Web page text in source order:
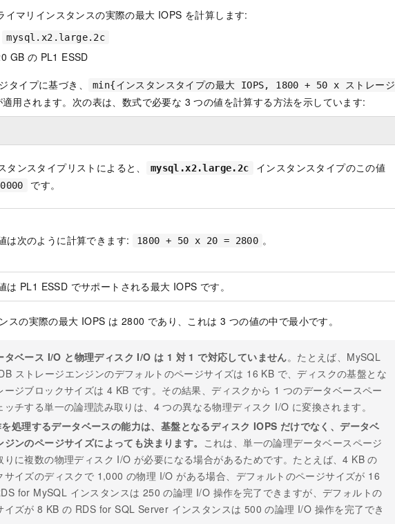
イマリインスタンスの実際の最大 IOPS を計算します:
mysql.x2.large.2c
GB の PL1 ESSD
タイプに基づき、
min{インスタンスタイプの最大 IOPS, 1800 + 50 x ストレージ
用されます。次の表は、数式で必要な 3 つの値を計算する方法を示しています:
タンスタイプリストによると、 mysql.x2.large.2c
インスタンスタイプのこの値
です。
は次のように計算できます: 1800 + 50 x 20 = 2800 。
は PL1 ESSD でサポートされる最大 IOPS です。
スの実際の最大 IOPS は 2800 であり、これは 3 つの値の中で最小です。
タベース I/O と物理ディスク I/O は 1 対 1 で対応していません。たとえば、MySQL
ストレージエンジンのデフォルトのページサイズは 16 KB で、ディスクの基盤とな
ージブロックサイズは 4 KB です。その結果、ディスクから 1 つのデータベースペー
ッチする単一の論理読み取りは、4 つの異なる物理ディスク I/O に変換されます。
処理するデータベースの能力は、基盤となるディスク IOPS だけでなく、データベ
ジンのページサイズによっても決まります。 これは、単一の論理データベースページ
りに複数の物理ディスク I/O が必要になる場合があるためです。たとえば、4 KB の
サイズのディスクで 1,000 の物理 I/O がある場合、デフォルトのページサイズが 16
for MySQL インスタンスは 250 の論理 I/O 操作を完了できますが、デフォルトの
イズが 8 KB の RDS for SQL Server インスタンスは 500 の論理 I/O 操作を完了でき